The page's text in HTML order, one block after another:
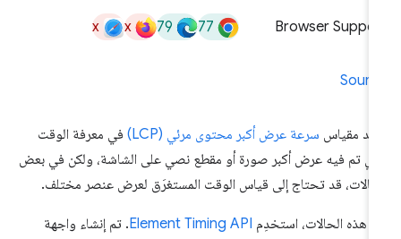
Browser
77
79
x
x
مقياسسرعة عرض أكبر محتوى مرئي (LCP)
في معرفة الوقت
تم فيه عرض أكبر صورة أو مقطع نصي على الشاشة، ولكن في بعض
قد تحتاج إلى قياس الوقت المستغرَق لعرض عنصر مختلف.
هذه الحالات، استخدِمElement Timing API. تم إنشاء واجهة